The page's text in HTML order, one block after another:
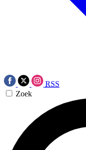
RSS
Zoek